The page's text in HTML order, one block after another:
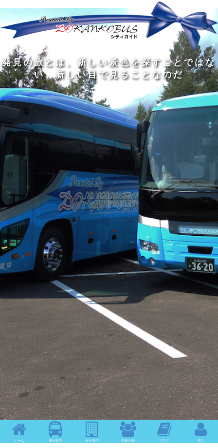
旅 の 程 に こそ価値があ る
発見の旅と は 新 し い景色を探す ことではな
い。 新 しい目 で見 る こ と なのだ
人間の幅を広 げる ものは3つある。人と会
い、 本 を読み 、旅 を す る ことだ
私は旅 をす るために旅をする
旅 の 程 に こそ価値があ る
どんなに洗 練 れ た 大人の中にも 、外に出た
くてし ょうがない小さな 子供がいる
旅をするの は 着 す るためではな く、旅をす
るた めで あ る
旅は 真 知 識 の大きな泉で ある
ホーム 車両案内 会社案内 各種手配 ブログ 求人